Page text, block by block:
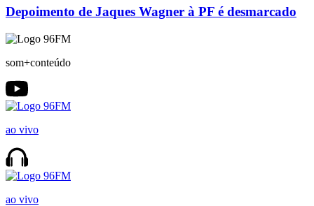
Depoimento de Jaques Wagner à PF é desmarcado
som+conteúdo
ao vivo
ao vivo